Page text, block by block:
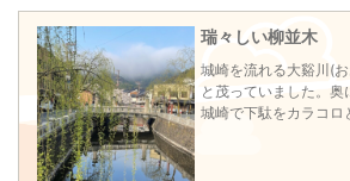
外湯巡りパス付！御所の湯目
宿目の前、徒歩約1分！湯巡りに最適な立地で人気
でも何ヶ所でも入り放題の湯巡りパスポート付
●観光…素敵なお店が立ち並ぶ「木屋町小路」も宿
めぐりが魅力の城崎温泉を散策するのに大変便利
●お風呂…畳敷きが心地よい大浴場を完備。外湯巡
呂もお愉しみください！
●お料理…季節の滋味を味わえる会席料理をご用意！
瑞々しい柳並木
城崎を流れる大谿川(
と茂っていました。
城崎で下駄をカラコロ